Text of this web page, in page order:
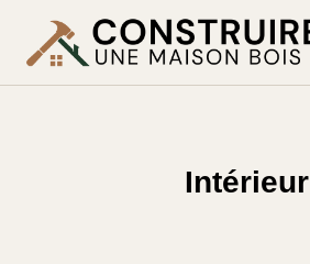
Intérieur